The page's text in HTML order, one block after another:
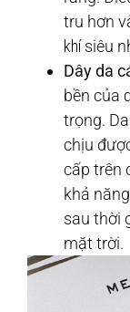
tru hơn
khísiêu
Dây da
bền của
trọng.
chịu
cấp trên
khả
sau thời
mặt trời.